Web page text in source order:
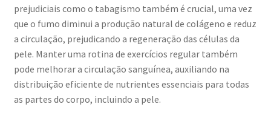
prejudiciais como o tabagismo também é crucial, uma vez
que o fumo diminui a produção natural de colágeno e reduz
a circulação, prejudicando a regeneração das células da
pele. Manter uma rotina de exercícios regular também
pode melhorar a circulação sanguínea, auxiliando na
distribuição eficiente de nutrientes essenciais para todas
as partes do corpo, incluindo a pele.